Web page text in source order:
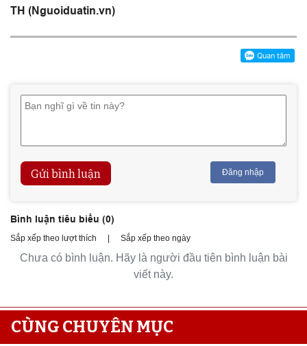
TH (Nguoiduatin.vn)
Gửi bình luận Đăng nhập
Bình luận tiêu biểu (0)
Sắp xếp theo lượt thích Sắp xếp theo ngày
Chưa có bình luận. Hãy là người đầu tiên bình luận bài
viết này.
CÙNG CHUYÊN MỤC